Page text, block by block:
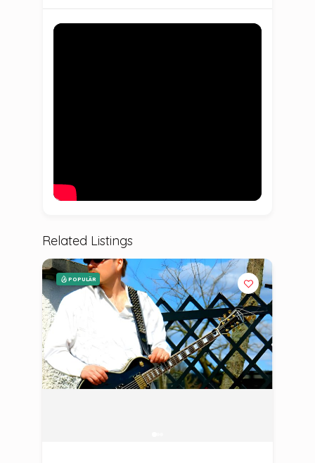
Related Listings
POPULÄR